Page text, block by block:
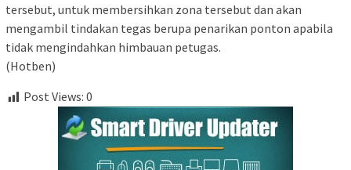
tersebut, untuk membersihkan zona tersebut dan akan
mengambil tindakan tegas berupa penarikan ponton apabila
tidak mengindahkan himbauan petugas.
(Hotben)
Post Views: 0